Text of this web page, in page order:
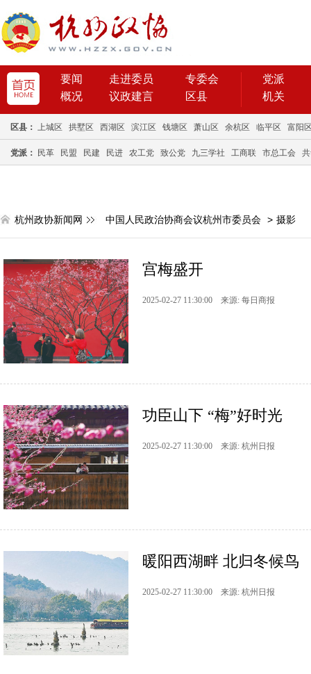
要闻 走进委员
专委会
概况
议政建言 区县
党派
机关
区县： 上城区 拱墅区 西湖区 滨江区 钱塘区 萧山区 余杭区 临平区 富阳
党派： 民革 民盟 民建 民进 农工党 致公党 九三学社 工商联 市总工会
杭州政协新闻网 中国人民政治协商会议杭州市委员会 > 摄影
宫梅盛开
2025-02-27 11:30:00 来源: 每日商报
功臣山下 “梅”好时光
2025-02-27 11:30:00 来源: 杭州日报
暖阳西湖畔 北归冬候鸟
2025-02-27 11:30:00 来源: 杭州日报